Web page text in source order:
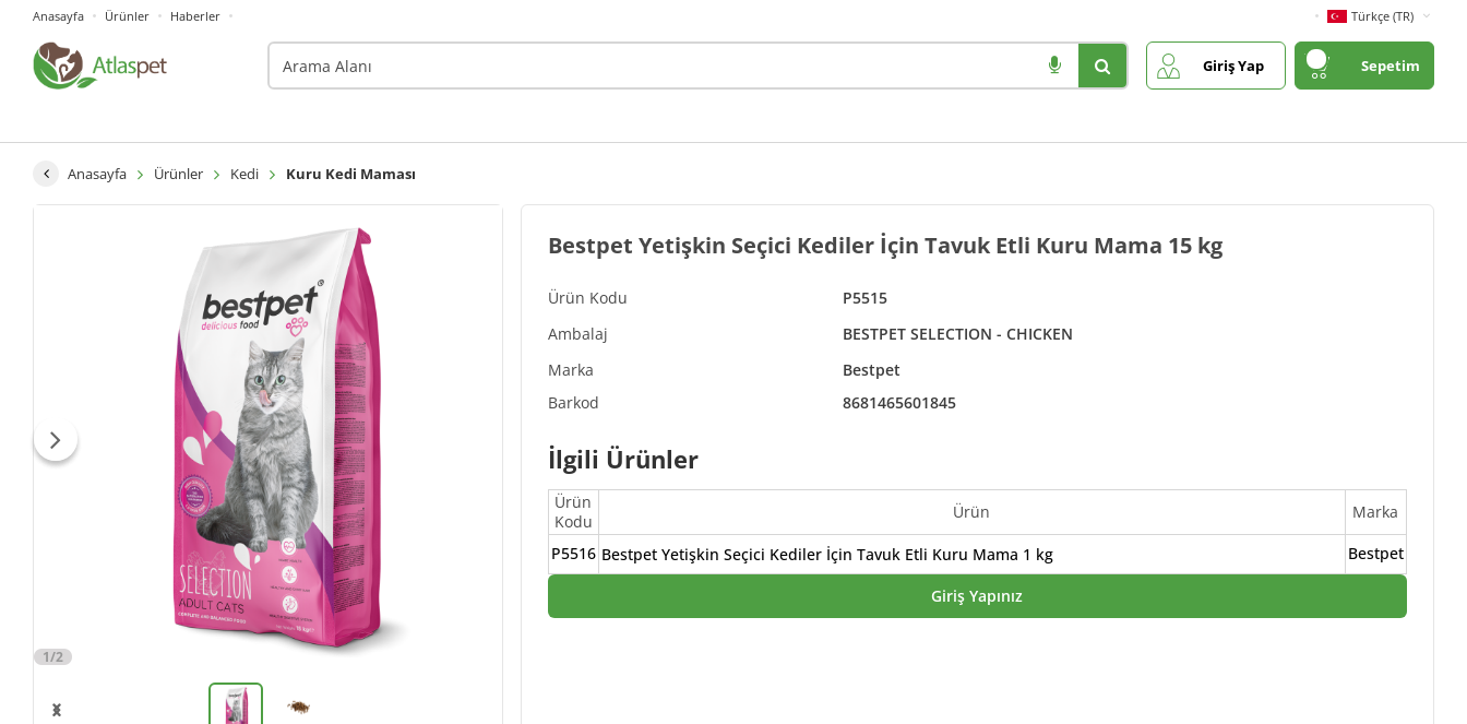
Anasayfa Ürünler Haberler Türkçe (TR)
Giriş Yap Sepetim
Anasayfa Ürünler Kedi Kuru Kedi Maması
1/2
P5515
BESTPET SELECTION - CHICKEN
Bestpet Yetişkin Seçici Kediler İçin Tavuk Etli Kuru Mama 15 kg
Bestpet
8681465601845
İlgili Ürünler
Ürün
Kodu
Ürün
Marka
P5516 Bestpet Yetişkin Seçici Kediler İçin Tavuk Etli Kuru Mama 1 kg Bestpet
Giriş Yapınız